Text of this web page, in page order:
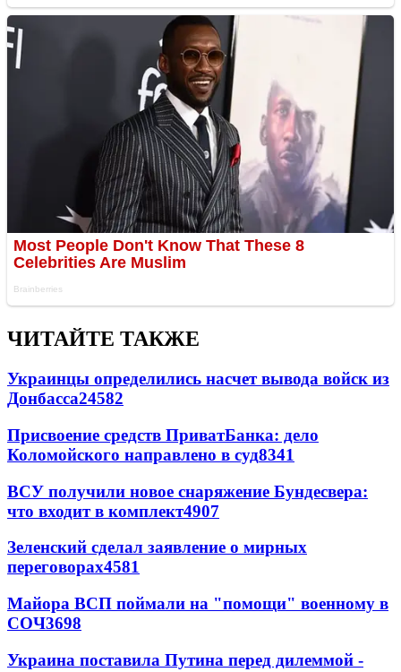
ЧИТАЙТЕ ТАКЖЕ
Украинцы определились насчет вывода войск из
Донбасса24582
Присвоение средств ПриватБанка: дело
Коломойского направлено в суд8341
ВСУ получили новое снаряжение Бундесвера:
что входит в комплект4907
Зеленский сделал заявление о мирных
переговорах4581
Майора ВСП поймали на "помощи" военному в
СОЧ3698
Украина поставила Путина перед дилеммой -